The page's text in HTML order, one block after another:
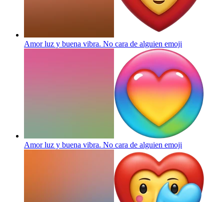
Amor luz y buena vibra. No cara de alguien emoji
Amor luz y buena vibra. No cara de alguien emoji